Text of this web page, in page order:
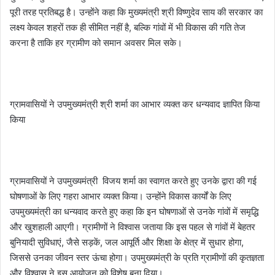
पूरी तरह प्रतिबद्ध है। उन्होंने कहा कि मुख्यमंत्री श्री विष्णुदेव साय की सरकार का
लक्ष्य केवल शहरों तक ही सीमित नहीं है, बल्कि गांवों में भी विकास की गति तेज
करना है ताकि हर ग्रामीण को समान अवसर मिल सके।
ग्रामवासियों ने उपमुख्यमंत्री श्री शर्मा का आभार व्यक्त कर धन्यवाद ज्ञापित किया
किया
ग्रामवासियों ने उपमुख्यमंत्री विजय शर्मा का स्वागत करते हुए उनके द्वारा की गई
घोषणाओं के लिए गहरा आभार व्यक्त किया। उन्होंने विकास कार्यों के लिए
उपमुख्यमंत्री का धन्यवाद करते हुए कहा कि इन घोषणाओं से उनके गांवों में समृद्धि
और खुशहाली आएगी। ग्रामीणों ने विश्वास जताया कि इस पहल से गांवों में बेहतर
बुनियादी सुविधाएं, जैसे सड़कें, जल आपूर्ति और शिक्षा के क्षेत्र में सुधार होगा,
जिससे उनका जीवन स्तर ऊंचा होगा। उपमुख्यमंत्री के प्रति ग्रामीणों की कृतज्ञता